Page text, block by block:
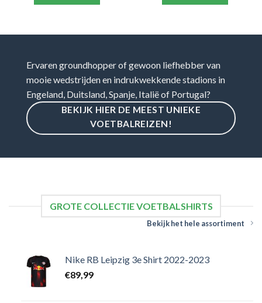
Ervaren groundhopper of gewoon liefhebber van
mooie wedstrijden en indrukwekkende stadions in
Engeland, Duitsland, Spanje, Italië of Portugal?
BEKIJK HIER DE MEEST UNIEKE
VOETBALREIZEN!
GROTE COLLECTIE VOETBALSHIRTS
Bekijk het hele assortiment
Nike RB Leipzig 3e Shirt 2022-2023
€89,99